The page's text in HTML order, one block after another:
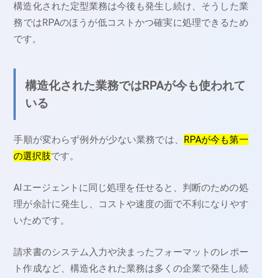
構造化された定型業務は今後も発生し続け、そうした業
務ではRPAのほうが低コストかつ確実に処理できるため
です。
構造化された業務ではRPAが今も使われて
いる
手順が変わらず例外が少ない業務では、
RPAが今も第一
の選択肢です。
AIエージェントに同じ処理を任せると、判断のための処
理が余計に発生し、コストや速度の面で不利になりやす
いためです。
請求書のシステム入力や決まったフォーマットのレポー
ト作成など、構造化された業務は多くの企業で発生し続